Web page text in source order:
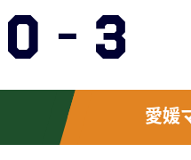
0 - 3
愛媛